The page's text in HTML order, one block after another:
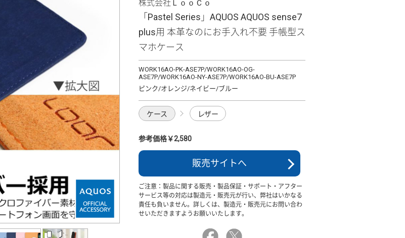
株式会社ＬｏｏＣｏ
「Pastel Series」AQUOS AQUOS sense7
plus用 本革なのにお手入れ不要 手帳型ス
マホケース
WORK16AO-PK-ASE7P/WORK16AO-OG-
ASE7P/WORK16AO-NY-ASE7P/WORK16AO-BU-ASE7P
ピンク/オレンジ/ネイビー/ブルー
ケース レザー
参考価格￥2,580
販売サイトへ
ご注意：製品に関する販売・製品保証・サポート・アフター
サービス等の対応は製造元・販売元が行い、弊社はいかなる
責任も負いません。詳しくは、製造元・販売元にお問い合わ
せいただきますようお願いいたします。